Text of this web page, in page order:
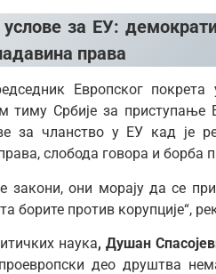
за ЕУ:
права
Европског
тиму Србије за приступање
за чланство у ЕУ кад је
слобода говора и борба
закони, они морају да се
борите против корупције“,
наука, Душан
део друштва